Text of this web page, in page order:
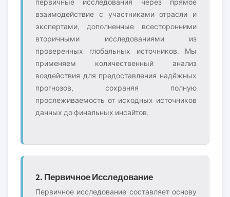
первичные исследования через прямое
взаимодействие с участниками отрасли и
экспертами, дополненные всесторонними
вторичными исследованиями из
проверенных глобальных источников. Мы
применяем количественный анализ
воздействия для предоставления надёжных
прогнозов, сохраняя полную
прослеживаемость от исходных источников
данных до финальных инсайтов.
2. Первичное Исследование
Первичное исследование составляет основу